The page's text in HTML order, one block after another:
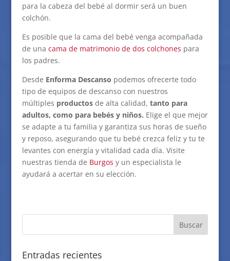
para la cabeza del bebé al dormir será un buen
colchón.
Es posible que la cama del bebé venga acompañada
de una cama de matrimonio de dos colchones para
los padres.
Desde Enforma Descanso podemos ofrecerte todo
tipo de equipos de descanso con nuestros
múltiples productosde alta calidad, tanto para
adultos, como para bebés y niños. Elige el que mejor
se adapte a tu familia y garantiza sus horas de sueño
y reposo, asegurando que tu bebé crezca feliz y tu te
levantes con energía y vitalidad cada día. Visite
nuestras tienda de Burgos y un especialista le
ayudará a acertar en su elección.
Entradas recientes